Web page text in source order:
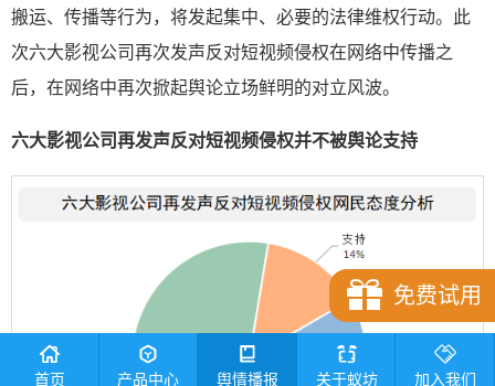
搬运、传播等行为，将发起集中、必要的法律维权行动。此
次六大影视公司再次发声反对短视频侵权在网络中传播之
后，在网络中再次掀起舆论立场鲜明的对立风波。
六大影视公司再发声反对短视频侵权并不被舆论支持
免费试用
首页 产品中心 舆情播报 关于蚁坊 加入我们